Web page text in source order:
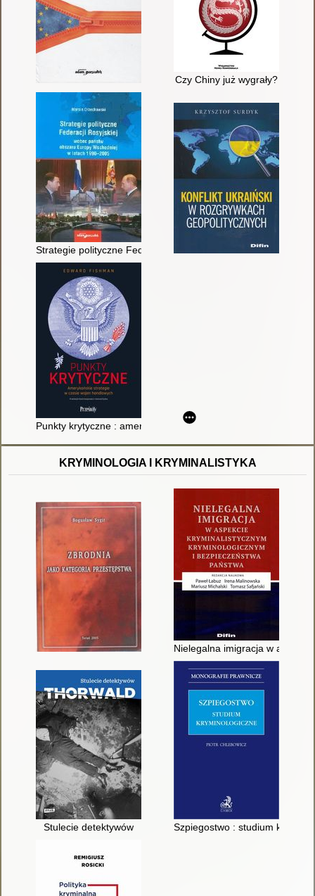
Czy Chiny już wygrały?
Strategie polityczne Federacji Rosyjskiej wobec państw
Punkty krytyczne : amerykańskie strategie w czasie wojen
KRYMINOLOGIA I KRYMINALISTYKA
Nielegalna imigracja w
Stulecie detektywów Szpiegostwo : studium